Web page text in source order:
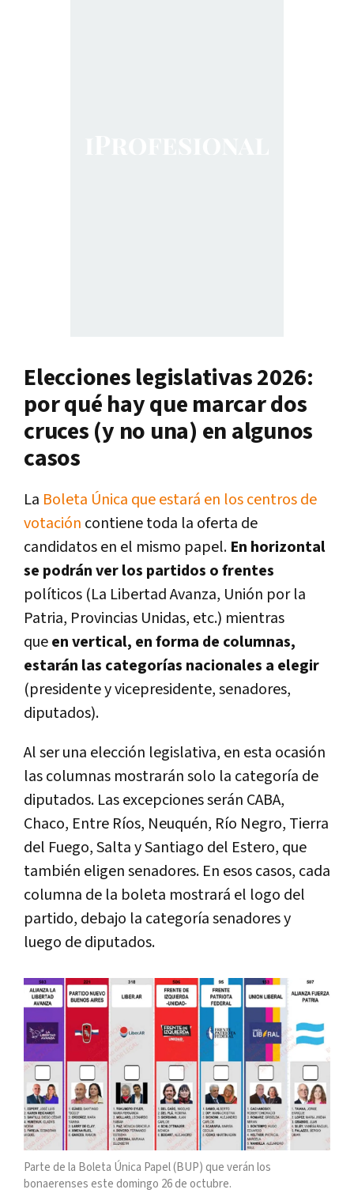
Elecciones legislativas 2026:
por qué hay que marcar dos
cruces (y no una) en algunos
casos
La Boleta Única que estará en los centros de
votación contiene toda la oferta de
candidatos en el mismo papel. En horizontal
se podrán ver los partidos o frentes
políticos (La Libertad Avanza, Unión por la
Patria, Provincias Unidas, etc.) mientras
queen vertical, en forma de columnas,
estarán las categorías nacionales a elegir
(presidente y vicepresidente, senadores,
diputados).
Al ser una elección legislativa, en esta ocasión
las columnas mostrarán solo la categoría de
diputados. Las excepciones serán CABA,
Chaco, Entre Ríos, Neuquén, Río Negro, Tierra
del Fuego, Salta y Santiago del Estero, que
también eligen senadores. En esos casos, cada
columna de la boleta mostrará el logo del
partido, debajo la categoría senadores y
luego de diputados.
Parte de la Boleta Única Papel (BUP) que verán los
bonaerenses este domingo 26 de octubre.